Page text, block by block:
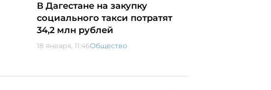
В Дагестане на закупку
социального такси потратят
34,2 млн рублей
18 января, 11:46Общество